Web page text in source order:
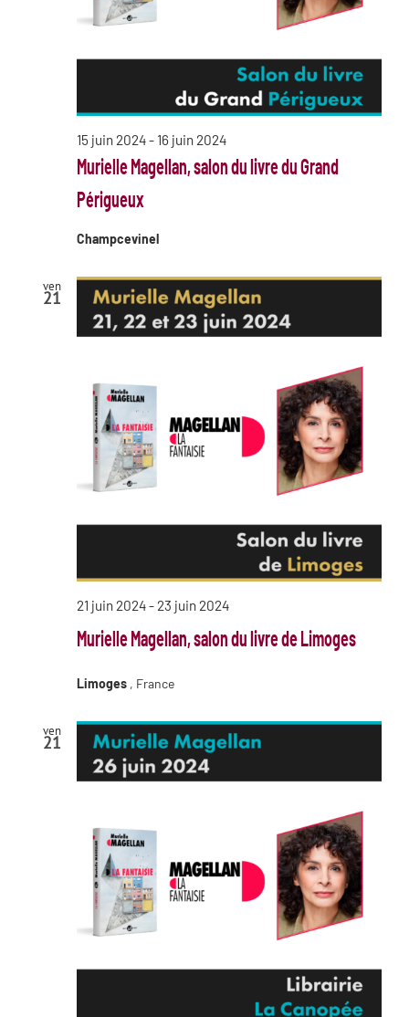
Murielle Magellan, salon du livre du Grand
Périgueux
15 juin 2024- 16 juin 2024
Champcevinel
ven
21
Murielle Magellan, salon du livre de Limoges
21 juin 2024- 23 juin 2024
Limoges , France
ven
21